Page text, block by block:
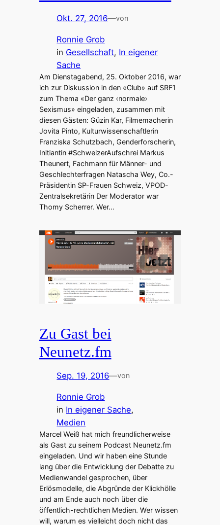
Okt. 27, 2016—von
Ronnie Grob
in Gesellschaft, In eigener
Sache
Am Dienstagabend, 25. Oktober 2016, war
ich zur Diskussion in den «Club» auf SRF1
zum Thema «Der ganz ‹normale›
Sexismus» eingeladen, zusammen mit
diesen Gästen: Güzin Kar, Filmemacherin
Jovita Pinto, Kulturwissenschaftlerin
Franziska Schutzbach, Genderforscherin,
Initiantin #SchweizerAufschrei Markus
Theunert, Fachmann für Männer- und
Geschlechterfragen Natascha Wey, Co.-
Präsidentin SP-Frauen Schweiz, VPOD-
Zentralsekretärin Der Moderator war
Thomy Scherrer. Wer…
Zu Gast bei
Neunetz.fm
Sep. 19, 2016—von
Ronnie Grob
in In eigener Sache
Medien
Marcel Weiß hat mich freundlicherweise
als Gast zu seinem Podcast Neunetz.fm
eingeladen. Und wir haben eine Stunde
lang über die Entwicklung der Debatte zu
Medienwandel gesprochen, über
Erlösmodelle, die Abgründe der Klickhölle
und am Ende auch noch über die
öffentlich-rechtlichen Medien. Wer wissen
will, warum es vielleicht doch nicht das